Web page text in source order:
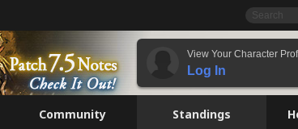
View Your Character
Log In
Community Standings